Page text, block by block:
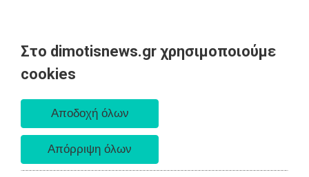
Στο dimotisnews.gr χρησιμοποιούμε
cookies